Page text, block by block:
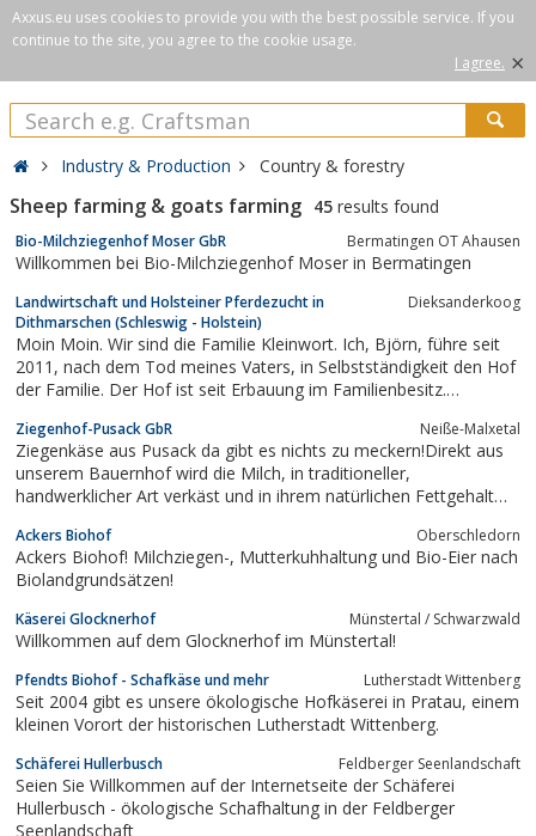
Axxus.eu uses cookies to provide you with the best possible service. If you
continue to the site, you agree to the cookie usage.
I agree. ×
Industry & Production Country & forestry
Sheep farming & goats farming 45 results found
Bio-Milchziegenhof Moser GbR Bermatingen OT Ahausen
Willkommen bei Bio-Milchziegenhof Moser in Bermatingen
Landwirtschaft und Holsteiner Pferdezucht in
Dithmarschen (Schleswig - Holstein)
Dieksanderkoog
Moin Moin. Wir sind die Familie Kleinwort. Ich, Björn, führe seit
2011, nach dem Tod meines Vaters, in Selbstständigkeit den Hof
der Familie. Der Hof ist seit Erbauung im Familienbesitz.
Holsteiner Zuchtpferde und Schafe. Die Holsteiner Pferdezucht
mit dem Stamm 2724...
Ziegenhof-Pusack GbR Neiße-Malxetal
Ziegenkäse aus Pusack da gibt es nichts zu meckern!Direkt aus
unserem Bauernhof wird die Milch, in traditioneller,
handwerklicher Art verkäst und in ihrem natürlichen Fettgehalt
gibt auch Hunde, Katzen, Schweine, Schafe Rinder und Hühner.
Ab sofort können Sie...
Ackers Biohof Oberschledorn
Ackers Biohof! Milchziegen-, Mutterkuhhaltung und Bio-Eier nach
Biolandgrundsätzen!
Käserei Glocknerhof Münstertal / Schwarzwald
Willkommen auf dem Glocknerhof im Münstertal!
Pfendts Biohof - Schafkäse und mehr Lutherstadt Wittenberg
Seit 2004 gibt es unsere ökologische Hofkäserei in Pratau, einem
kleinen Vorort der historischen Lutherstadt Wittenberg.
Schäferei Hullerbusch Feldberger Seenlandschaft
Seien Sie Willkommen auf der Internetseite der Schäferei
Hullerbusch - ökologische Schafhaltung in der Feldberger
Seenlandschaft